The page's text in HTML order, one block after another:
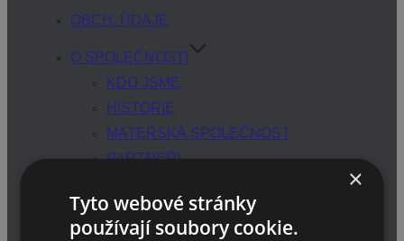
OBCH. ÚDAJE
O SPOLEČNOSTI
KDO JSME
HISTORIE
MATEŘSKÁ SPOLEČNOST
PARTNEŘI
ZNAČKY
VÝHRADNÍ DISTRIBUCE
×
Tyto webové stránky
používají soubory cookie.